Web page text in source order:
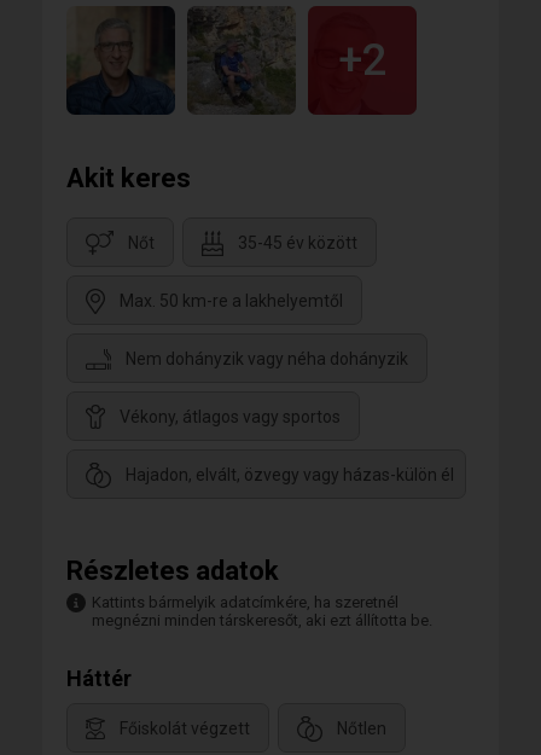
+2
Akit keres
Nőt 35-45 év között
Max. 50 km-re a lakhelyemtől
Nem dohányzik vagy néha dohányzik
Vékony, átlagos vagy sportos
Hajadon, elvált, özvegy vagy házas-külön él
Részletes adatok
Kattints bármelyik adatcímkére, ha szeretnél
megnézni minden társkeresőt, aki ezt állította be.
Háttér
Főiskolát végzett Nőtlen